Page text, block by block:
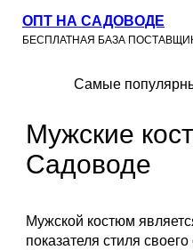
ОПТ НА САДОВОДЕ
БЕСПЛАТНАЯ БАЗА
Самые
Мужские
Садоводе
Мужской костюм
показателя стиля